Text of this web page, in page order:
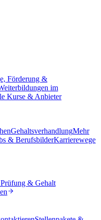
Förderung &
im
Kurse & Anbieter
GehaltsverhandlungMehr
& BerufsbilderKarrierewege
& Gehalt